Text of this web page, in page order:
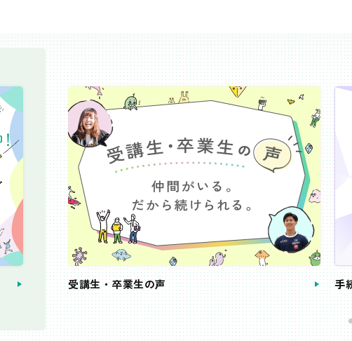
受講生・卒業生の声 手